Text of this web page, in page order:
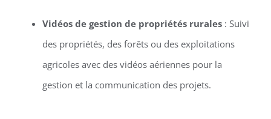
Vidéos de gestion de propriétés rurales: Suivi
des propriétés, des forêts ou des exploitations
agricoles avec des vidéos aériennes pour la
gestion et la communication des projets.